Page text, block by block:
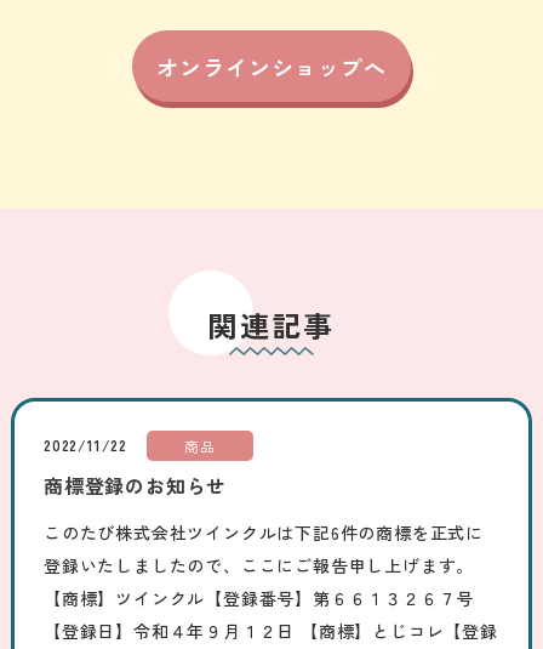
オンラインショップへ
関連記事
2022/11/22 商品
商標登録のお知らせ
このたび株式会社ツインクルは下記6件の商標を正式に
登録いたしましたので、ここにご報告申し上げます。
【商標】ツインクル【登録番号】第６６１３２６７号
【登録日】令和４年９月１２日 【商標】とじコレ【登録